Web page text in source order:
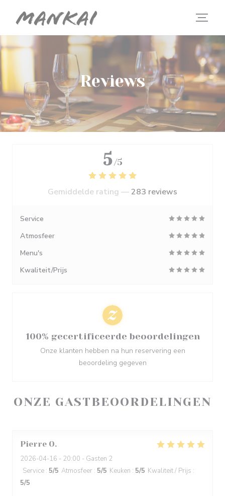
Reviews
ONZE GASTBEOORDELINGEN
Pierre O
2026-04-16 - 20:00 - Gasten 2
Service : 5/5 Atmosfeer : 5/5 Keuken : 5/5 Kwaliteit / Prijs :
5/5
5 /5
Gemiddelde rating —283 reviews
Service
Atmosfeer
Menu's
Kwaliteit/Prijs
100% gecertificeerde beoordelingen
Onze klanten hebben na hun reservering een
beoordeling gegeven